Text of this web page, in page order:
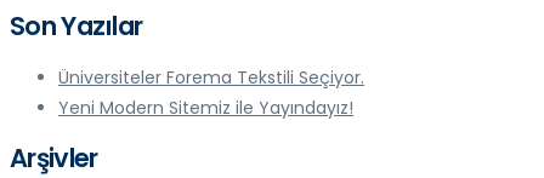
Son Yazılar
Üniversiteler Forema Tekstili Seçiyor.
Yeni Modern Sitemiz ile Yayındayız!
Arşivler